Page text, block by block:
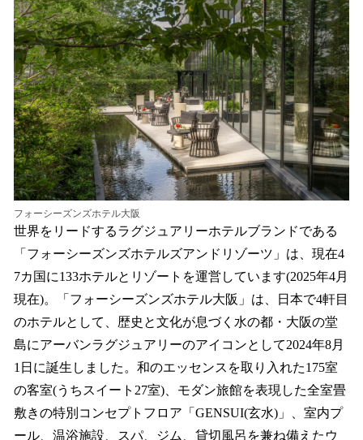
フォーシーズンズホテル大阪
世界をリードするラグジュアリーホテルブランドである
「フォーシーズンズホテルズアンドリゾーツ」は、現在4
7カ国に133ホテルとリゾートを運営しています(2025年4月
現在)。「フォーシーズンズホテル大阪」は、日本で4軒目
のホテルとして、歴史と文化が息づく水の都・大阪の堂
島にアーバンラグジュアリーのアイコンとして2024年8月
1日に誕生しました。和のエッセンスを取り入れた175室
の客室(うちスイート27室)、モダン旅館を表現した全室畳
敷きの特別コンセプトフロア「GENSUI(玄水)」、室内プ
ール、温浴施設、スパ、ジム、貸切風呂を兼ね備えたウ